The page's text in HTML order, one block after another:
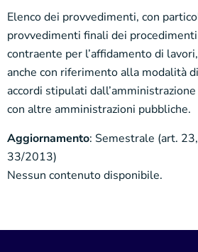
Elenco dei provvedimenti, con
provvedimenti finali dei
contraente per l’affidamento di
anche con riferimento alla modalità
accordi stipulati
con altre amministrazioni pubbliche.
Aggiornamento: Semestrale (art.
33/2013)
Nessun contenuto disponibile.